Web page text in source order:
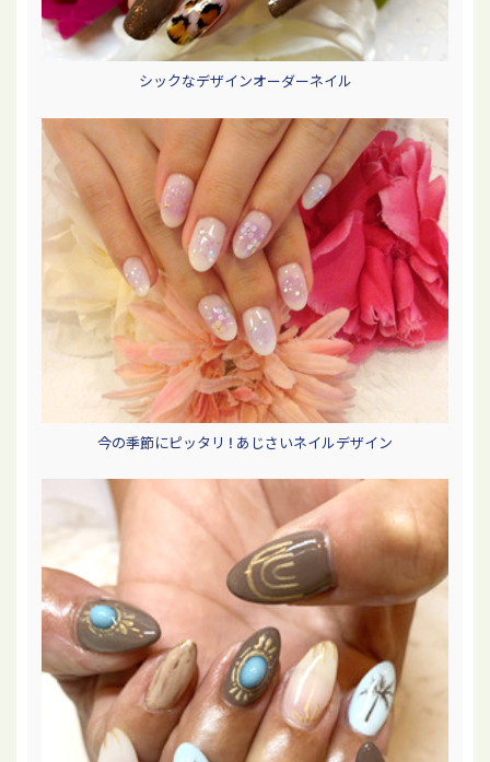
シックなデザインオーダーネイル
今の季節にピッタリ ! あじさいネイルデザイン